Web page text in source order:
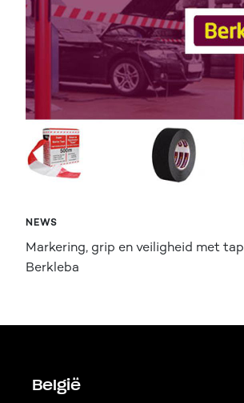
NEWS
Markering, grip en veiligheid met
Berkleba
België